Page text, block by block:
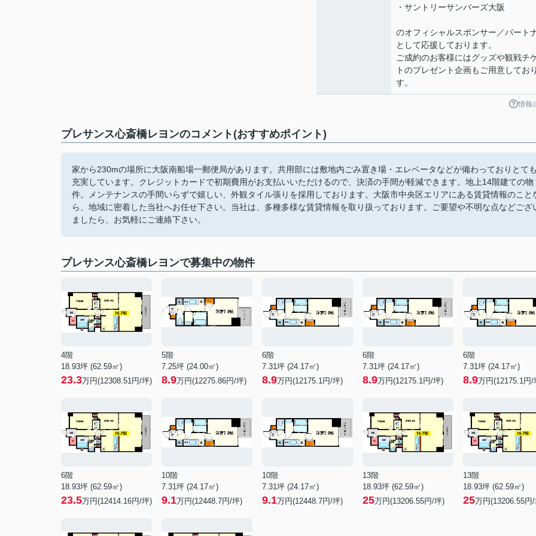
・サントリーサンバーズ大阪
のオフィシャルスポンサー／パート
として応援しております。
ご成約のお客様にはグッズや観戦チ
トのプレゼント企画もご用意してお
す。
情報
プレサンス心斎橋レヨンのコメント(おすすめポイント)
家から230mの場所に大阪南船場一郵便局があります。共用部には敷地内ごみ置き場・エレベータなどが備わっておりとても
充実しています。クレジットカードで初期費用がお支払いいただけるので、決済の手間が軽減できます。地上14階建ての物
件。メンテナンスの手間いらずで嬉しい、外観タイル張りを採用しております。大阪市中央区エリアにある賃貸情報のこと
ら、地域に密着した当社へお任せ下さい。当社は、多種多様な賃貸情報を取り扱っております。ご要望や不明な点などござ
ましたら、お気軽にご連絡下さい。
プレサンス心斎橋レヨンで募集中の物件
4階
18.93坪 (62.59㎡)
23.3万円(12308.51円/坪)
5階
7.25坪 (24.00㎡)
8.9万円(12275.86円/坪)
6階
7.31坪 (24.17㎡)
8.9万円(12175.1円/坪)
6階
7.31坪 (24.17㎡)
8.9万円(12175.1円/坪)
6階
7.31坪 (24.17㎡)
8.9万円(12175.1円/
6階
18.93坪 (62.59㎡)
23.5万円(12414.16円/坪)
10階
7.31坪 (24.17㎡)
9.1万円(12448.7円/坪)
10階
7.31坪 (24.17㎡)
9.1万円(12448.7円/坪)
13階
18.93坪 (62.59㎡)
25万円(13206.55円/坪)
13階
18.93坪 (62.59㎡)
25万円(13206.55円